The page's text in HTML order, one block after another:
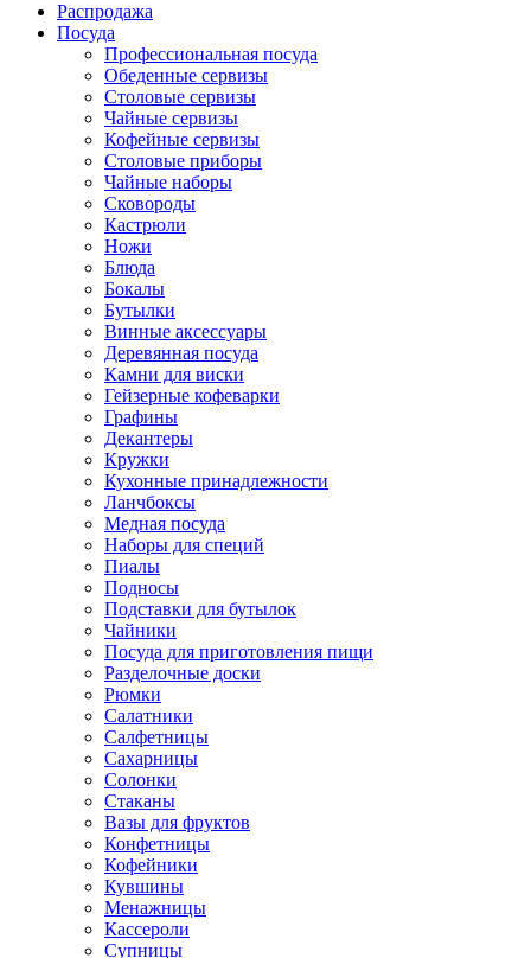
Распродажа
Посуда
Профессиональная посуда
Обеденные сервизы
Столовые сервизы
Чайные сервизы
Кофейные сервизы
Столовые приборы
Чайные наборы
Сковороды
Кастрюли
Ножи
Блюда
Бокалы
Бутылки
Винные аксессуары
Деревянная посуда
Камни для виски
Гейзерные кофеварки
Графины
Декантеры
Кружки
Кухонные принадлежности
Ланчбоксы
Медная посуда
Наборы для специй
Пиалы
Подносы
Подставки для бутылок
Чайники
Посуда для приготовления пищи
Разделочные доски
Рюмки
Салатники
Салфетницы
Сахарницы
Солонки
Стаканы
Вазы для фруктов
Конфетницы
Кофейники
Кувшины
Менажницы
Кассероли
Супницы